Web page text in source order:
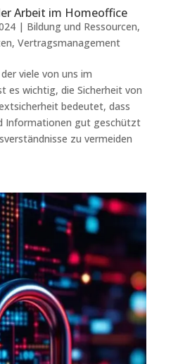
Arbeit im Homeoffice
| Bildung und Ressourcen,
, Vertragsmanagement
viele von uns im
es wichtig, die Sicherheit von
bedeutet, dass
Informationen gut geschützt
zu vermeiden